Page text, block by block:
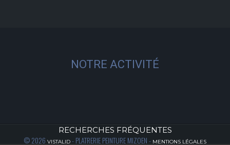
NOTRE ACTIVITÉ
RECHERCHES FRÉQUENTES
© 2026 VISTALID - PLATRERIE PEINTURE MIZOEN - MENTIONS LÉGALES